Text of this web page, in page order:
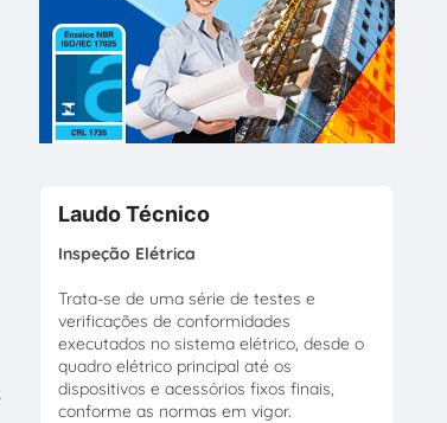
Laudo Técnico
Inspeção Elétrica
Trata-se de uma série de testes e
verificações de conformidades
executados no sistema elétrico, desde o
quadro elétrico principal até os
dispositivos e acessórios fixos finais,
conforme as normas em vigor.